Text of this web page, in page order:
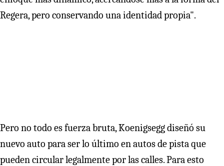
Regera, pero conservando una identidad propia".
Pero no todo es fuerza bruta, Koenigsegg diseñó su
nuevo auto para ser lo último en autos de pista que
pueden circular legalmente por las calles. Para esto